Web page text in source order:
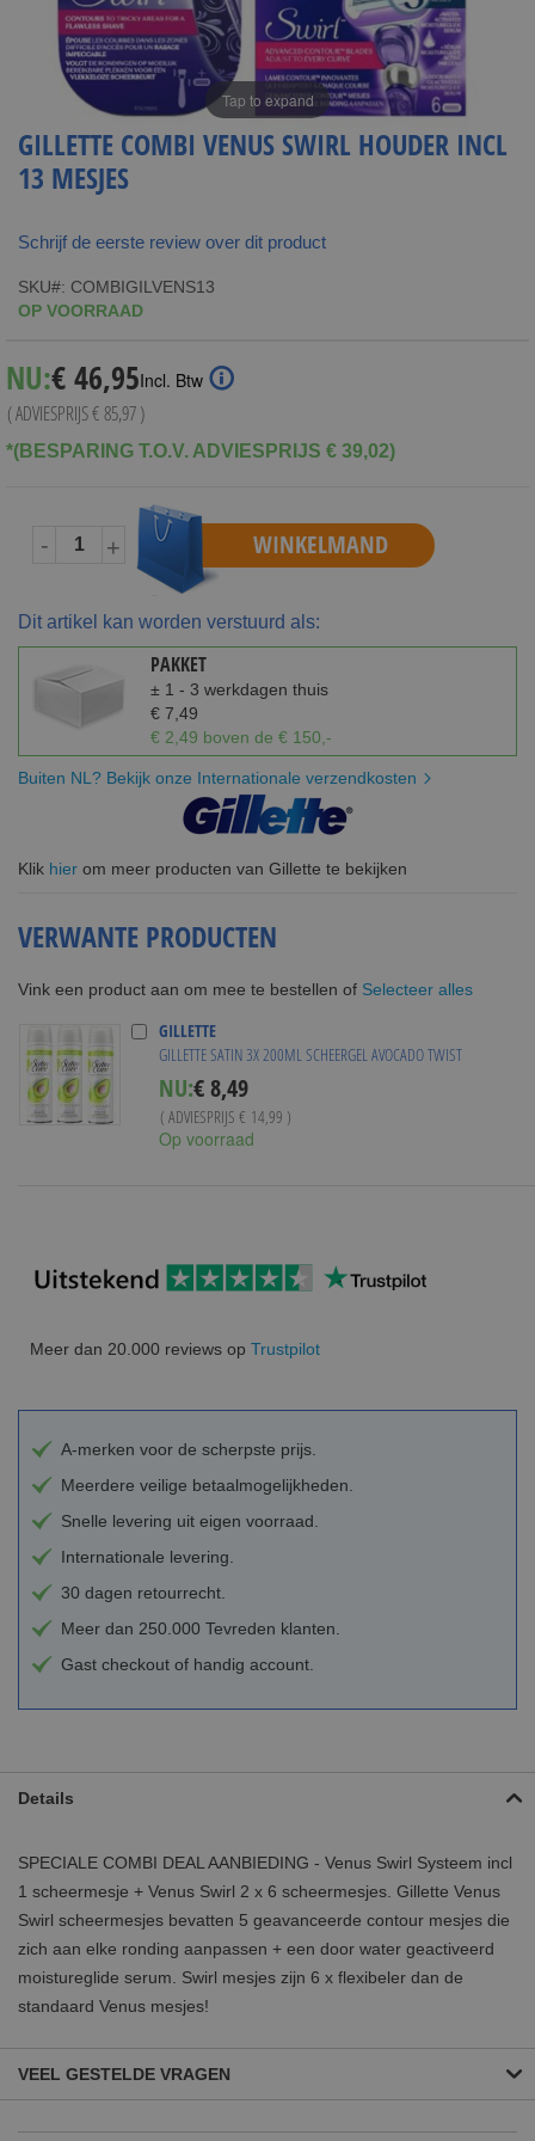
Tap to expand
GILLETTE COMBI VENUS SWIRL HOUDER INCL
13 MESJES
Schrijf de eerste review over dit product
SKU
COMBIGILVENS13
OP VOORRAAD
NU:Special
Price
€ 46,95Incl. Btw
( ADVIESPRIJS€ 85,97)
*(BESPARING T.O.V. ADVIESPRIJS € 39,02)
- + WINKELMAND
Dit artikel kan worden verstuurd als:
PAKKET
± 1 - 3 werkdagen thuis
€ 7,49
€ 2,49 boven de € 150,-
Buiten NL? Bekijk onze Internationale verzendkosten
Klik hier om meer producten van Gillette te bekijken
VERWANTE PRODUCTEN
Vink een product aan om mee te bestellen of Selecteer alles
GILLETTE
GILLETTE SATIN 3X 200ML SCHEERGEL AVOCADO TWIST
NU:Special
Price
€ 8,49
( ADVIESPRIJS € 14,99 )
Op voorraad
Meer dan 20.000 reviews op Trustpilot
A-merken voor de scherpste prijs.
Meerdere veilige betaalmogelijkheden.
Snelle levering uit eigen voorraad.
Internationale levering.
30 dagen retourrecht.
Meer dan 250.000 Tevreden klanten.
Gast checkout of handig account.
Details
SPECIALE COMBI DEAL AANBIEDING - Venus Swirl Systeem incl
1 scheermesje + Venus Swirl 2 x 6 scheermesjes. Gillette Venus
Swirl scheermesjes bevatten 5 geavanceerde contour mesjes die
zich aan elke ronding aanpassen + een door water geactiveerd
moistureglide serum. Swirl mesjes zijn 6 x flexibeler dan de
standaard Venus mesjes!
VEEL GESTELDE VRAGEN